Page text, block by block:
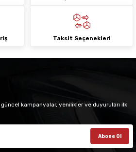
Taksit Seçenekleri
kampanyalar, yenilikler ve duyuruları ilk
Abone Ol